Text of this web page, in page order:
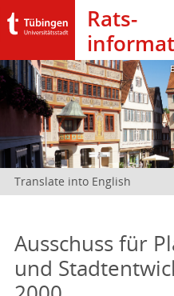
Rats­
Translate into English
Ausschuss für
und